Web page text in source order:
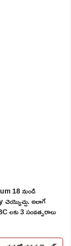
18 నుండి
చెయ్యొచ్చు. అలాగే
లకు 3 సంవత్సరాలు